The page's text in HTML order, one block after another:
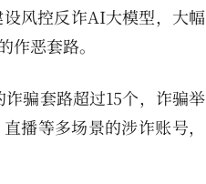
风控反诈AI大模型，大幅
恶套路。
骗套路超过15个，诈骗举
播等多场景的涉诈账号，